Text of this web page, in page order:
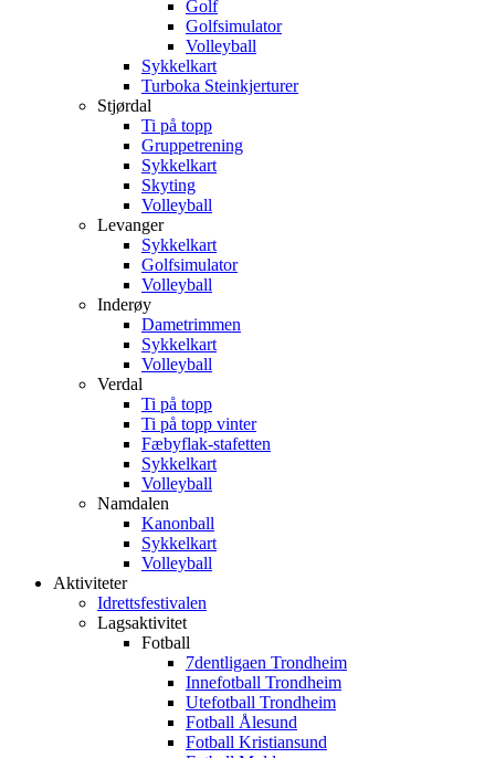
Golf
Golfsimulator
Volleyball
Sykkelkart
Turboka Steinkjerturer
Stjørdal
Ti på topp
Gruppetrening
Sykkelkart
Skyting
Volleyball
Levanger
Sykkelkart
Golfsimulator
Volleyball
Inderøy
Dametrimmen
Sykkelkart
Volleyball
Verdal
Ti på topp
Ti på topp vinter
Fæbyflak-stafetten
Sykkelkart
Volleyball
Namdalen
Kanonball
Sykkelkart
Volleyball
Aktiviteter
Idrettsfestivalen
Lagsaktivitet
Fotball
7dentligaen Trondheim
Innefotball Trondheim
Utefotball Trondheim
Fotball Ålesund
Fotball Kristiansund